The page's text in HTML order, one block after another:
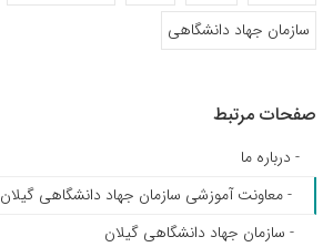
سازمان جهاد دانشگاهی
صفحات مرتبط
- درباره ما
- معاونت آموزشی سازمان جهاد دانشگاهی گیلان
- سازمان جهاد دانشگاهی گیلان